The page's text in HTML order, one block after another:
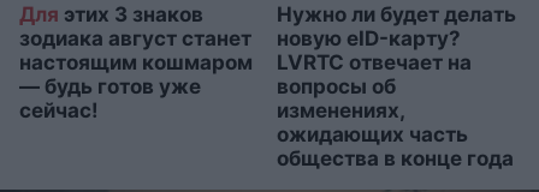
Для этих 3 знаков
зодиака август станет
настоящим кошмаром
— будь готов уже
сейчас!
Нужно ли будет делать
новую eID-карту?
LVRTC отвечает на
вопросы об
изменениях,
ожидающих часть
общества в конце года